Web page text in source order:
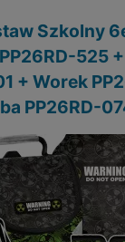
Szkolny
525
+ Worek
PP26RD-